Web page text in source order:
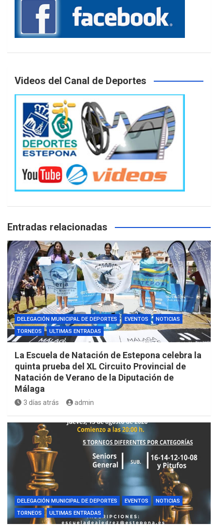
Videos del Canal de Deportes
Entradas relacionadas
DELEGACIÓN MUNICIPAL DE DEPORTES EVENTOS
NOTICIAS
TORNEOS
ULTIMAS ENTRADAS
La Escuela de Natación de Estepona celebra la
quinta prueba del XL Circuito Provincial de
Natación de Verano de la Diputación de
Málaga
3 días atrás admin
DELEGACIÓN MUNICIPAL DE DEPORTES EVENTOS
NOTICIAS
TORNEOS
ULTIMAS ENTRADAS